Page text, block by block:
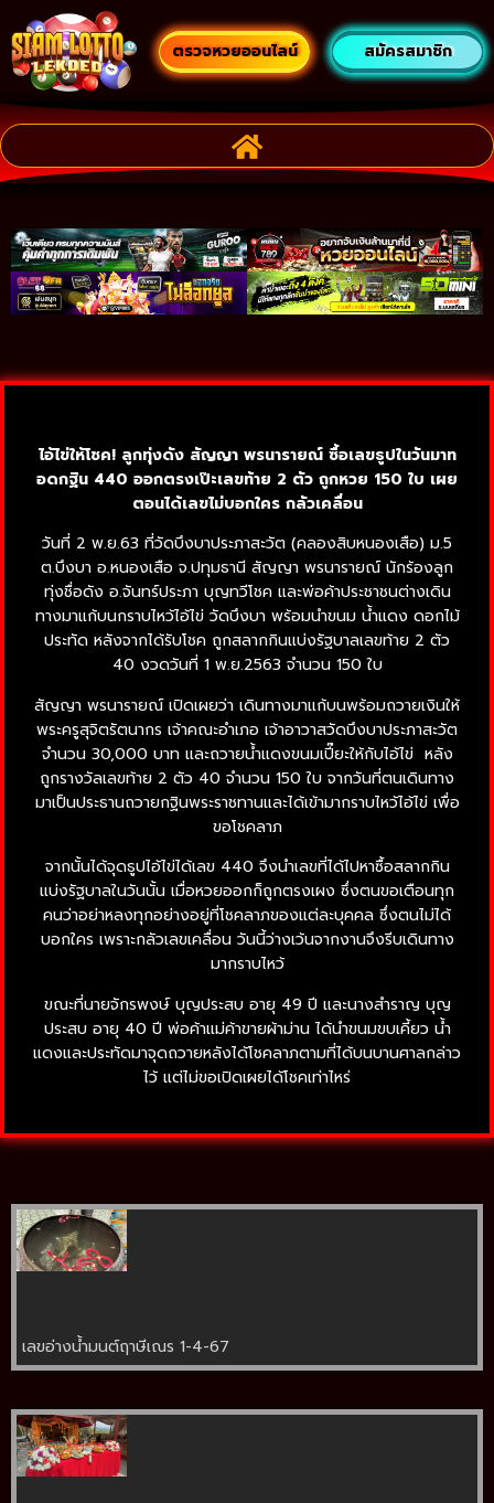
ตรวจหวยออนไลน์ สมัครสมาชิก
ไอ้ไข่ให้โชค! ลูกทุ่งดัง สัญญา พรนารายณ์ ซื้อเลขธูปในวันมาท
อดกฐิน 440 ออกตรงเป๊ะเลขท้าย 2 ตัว ถูกหวย 150 ใบ เผย
ตอนได้เลขไม่บอกใคร กลัวเคลื่อน
วันที่ 2 พ.ย.63 ที่วัดบึงบาประภาสะวัต (คลองสิบหนองเสือ) ม.5
ต.บึงบา อ.หนองเสือ จ.ปทุมธานี สัญญา พรนารายณ์ นักร้องลูก
ทุ่งชื่อดัง อ.จันทร์ประภา บุญทวีโชค และพ่อค้าประชาชนต่างเดิน
ทางมาแก้บนกราบไหว้ไอ้ไข่ วัดบึงบา พร้อมนำขนม น้ำแดง ดอกไม้
ประทัด หลังจากได้รับโชค ถูกสลากกินแบ่งรัฐบาลเลขท้าย 2 ตัว
40 งวดวันที่ 1 พ.ย.2563 จำนวน 150 ใบ
สัญญา พรนารายณ์ เปิดเผยว่า เดินทางมาแก้บนพร้อมถวายเงินให้
พระครูสุจิตรัตนากร เจ้าคณะอำเภอ เจ้าอาวาสวัดบึงบาประภาสะวัต
จำนวน 30,000 บาท และถวายน้ำแดงขนมเปี๊ยะให้กับไอ้ไข่ หลัง
ถูกรางวัลเลขท้าย 2 ตัว 40 จำนวน 150 ใบ จากวันที่ตนเดินทาง
มาเป็นประธานถวายกฐินพระราชทานและได้เข้ามากราบไหว้ไอ้ไข่ เพื่อ
ขอโชคลาภ
จากนั้นได้จุดธูปไอ้ไข่ได้เลข 440 จึงนำเลขที่ได้ไปหาซื้อสลากกิน
แบ่งรัฐบาลในวันนั้น เมื่อหวยออกก็ถูกตรงเผง ซึ่งตนขอเตือนทุก
คนว่าอย่าหลงทุกอย่างอยู่ที่โชคลาภของแต่ละบุคคล ซึ่งตนไม่ได้
บอกใคร เพราะกลัวเลขเคลื่อน วันนี้ว่างเว้นจากงานจึงรีบเดินทาง
มากราบไหว้
ขณะที่นายจักรพงษ์ บุญประสบ อายุ 49 ปี และนางสำราญ บุญ
ประสบ อายุ 40 ปี พ่อค้าแม่ค้าขายผ้าม่าน ได้นำขนมขบเคี้ยว น้ำ
แดงและประทัดมาจุดถวายหลังได้โชคลาภตามที่ได้บนบานศาลกล่าว
ไว้ แต่ไม่ขอเปิดเผยได้โชคเท่าไหร่
เลขอ่างน้ำมนต์ฤาษีเณร 1-4-67